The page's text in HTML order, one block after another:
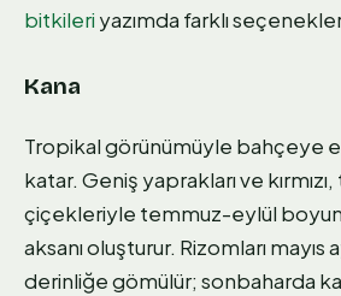
bitkileri yazımda farklı
Kana
Tropikal görünümüyle bahçeye
katar. Geniş yaprakları ve
çiçekleriyle temmuz-eylül
aksanı oluşturur. Rizomları mayıs
derinliğe gömülür; sonbaharda